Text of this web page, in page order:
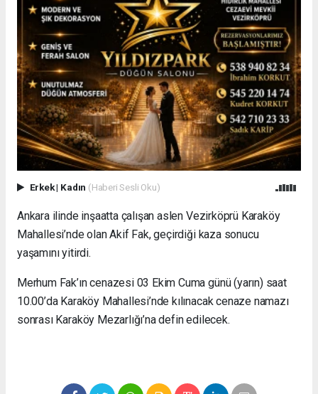
Erkek| Kadın (Haberi Sesli Oku)
Ankara ilinde inşaatta çalışan aslen Vezirköprü Karaköy
Mahallesi’nde olan Akif Fak, geçirdiği kaza sonucu
yaşamını yitirdi.
Merhum Fak’ın cenazesi 03 Ekim Cuma günü (yarın) saat
10.00’da Karaköy Mahallesi’nde kılınacak cenaze namazı
sonrası Karaköy Mezarlığı’na defin edilecek.